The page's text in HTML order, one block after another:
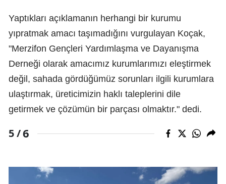
Yaptıkları açıklamanın herhangi bir kurumu
yıpratmak amacı taşımadığını vurgulayan Koçak,
"Merzifon Gençleri Yardımlaşma ve Dayanışma
Derneği olarak amacımız kurumlarımızı eleştirmek
değil, sahada gördüğümüz sorunları ilgili kurumlara
ulaştırmak, üreticimizin haklı taleplerini dile
getirmek ve çözümün bir parçası olmaktır." dedi.
5 /6